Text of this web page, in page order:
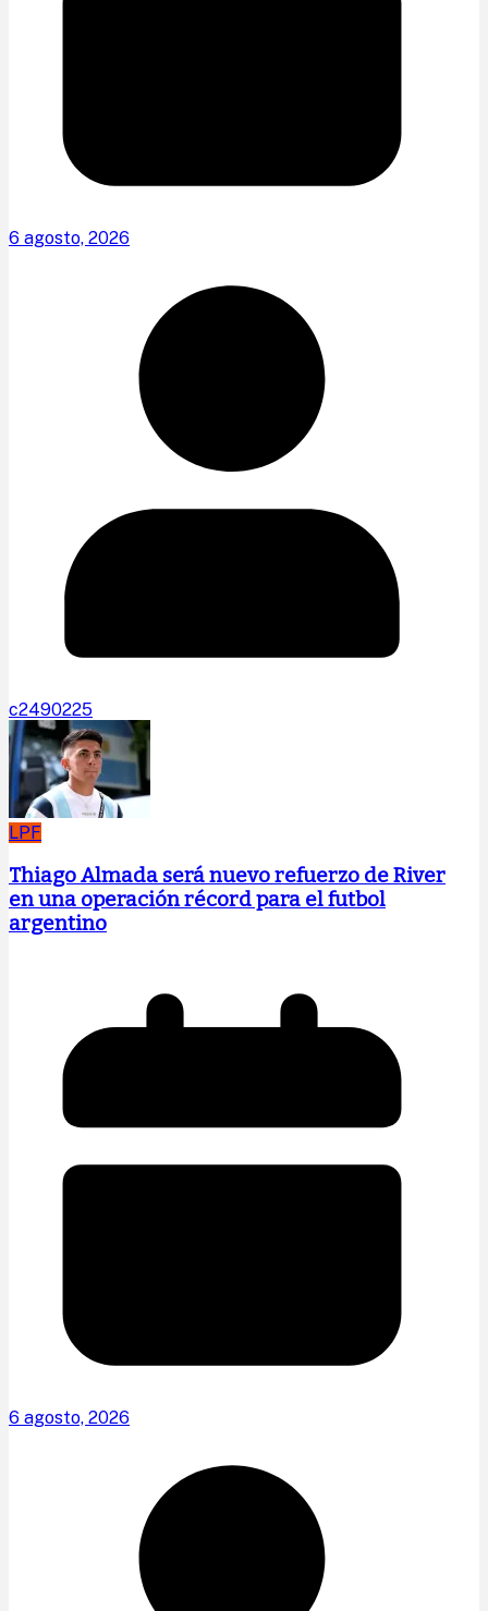
6 agosto, 2026
c2490225
LPF
Thiago Almada será nuevo refuerzo de River
en una operación récord para el futbol
argentino
6 agosto, 2026